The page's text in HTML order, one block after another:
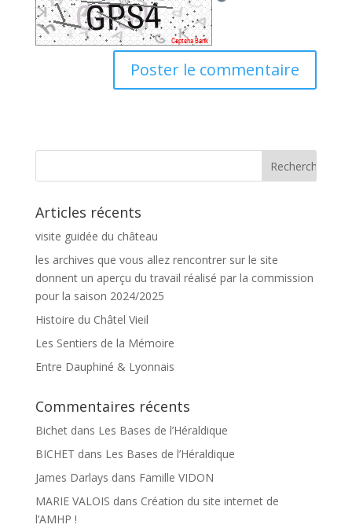
Articles récents
visite guidée du château
les archives que vous allez rencontrer sur le site
donnent un aperçu du travail réalisé par la commission
pour la saison 2024/2025
Histoire du Châtel Vieil
Les Sentiers de la Mémoire
Entre Dauphiné & Lyonnais
Commentaires récents
Bichetdans Les Bases de l’Héraldique
BICHET dans Les Bases de l’Héraldique
James Darlays dans Famille VIDON
MARIE VALOIS dans Création du site internet de
l’AMHP !